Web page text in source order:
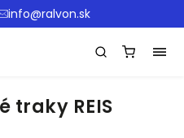
info@ralvon.sk
traky REIS